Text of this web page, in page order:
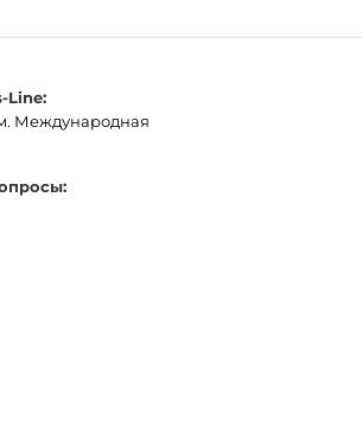
Line:
Международная